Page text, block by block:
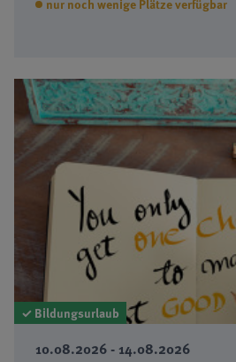
✓ Bildungsurlaub
10.08.2026 - 14.08.2026